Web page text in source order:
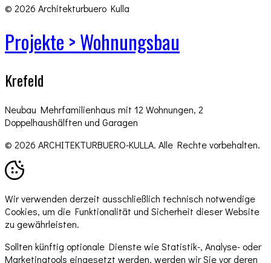
© 2026 Architekturbuero Kulla
Projekte > Wohnungsbau
Krefeld
Neubau Mehrfamilienhaus mit 12 Wohnungen, 2
Doppelhaushälften und Garagen
© 2026 ARCHITEKTURBUERO-KULLA. Alle Rechte vorbehalten.
Wir verwenden derzeit ausschließlich technisch notwendige
Cookies, um die Funktionalität und Sicherheit dieser Website
zu gewährleisten.
Sollten künftig optionale Dienste wie Statistik-, Analyse- oder
Marketingtools eingesetzt werden, werden wir Sie vor deren